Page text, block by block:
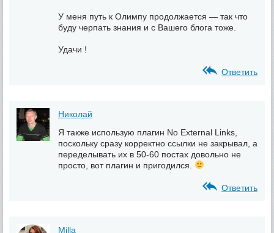
У меня путь к Олимпу продолжается — так что
буду черпать знания и с Вашего блога тоже.
Удачи !
Ответить
Николай
Я также использую плагин No External Links,
поскольку сразу корректно ссылки не закрывал, а
переделывать их в 50-60 постах довольно не
просто, вот плагин и пригодился.
Ответить
Milla